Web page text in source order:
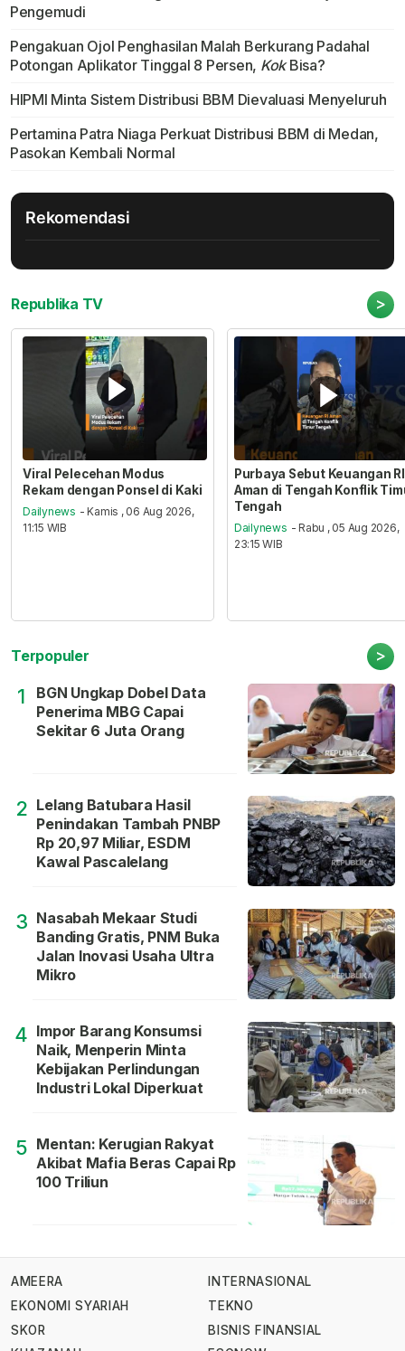
Pengemudi
Pengakuan Ojol Penghasilan Malah Berkurang Padahal
Potongan Aplikator Tinggal 8 Persen, KokBisa?
HIPMI Minta Sistem Distribusi BBM Dievaluasi Menyeluruh
Pertamina Patra Niaga Perkuat Distribusi BBM di Medan,
Pasokan Kembali Normal
Rekomendasi
Republika TV >
Viral Pelecehan Modus
Rekam dengan Ponsel di Kaki
Dailynews - Kamis , 06 Aug 2026,
11:15 WIB
Purbaya Sebut Keuangan RI
Aman di Tengah Konflik
Tengah
Dailynews - Rabu , 05 Aug 2026,
23:15 WIB
Terpopuler >
1
BGN Ungkap Dobel Data
Penerima MBG Capai
Sekitar 6 Juta Orang
2 Lelang Batubara Hasil
Penindakan Tambah PNBP
Rp 20,97 Miliar, ESDM
Kawal Pascalelang
3 Nasabah Mekaar Studi
Banding Gratis, PNM Buka
Jalan Inovasi Usaha Ultra
Mikro
4 Impor Barang Konsumsi
Naik, Menperin Minta
Kebijakan Perlindungan
Industri Lokal Diperkuat
5 Mentan: Kerugian Rakyat
Akibat Mafia Beras Capai Rp
100 Triliun
AMEERA
EKONOMI SYARIAH
SKOR
INTERNASIONAL
TEKNO
BISNIS FINANSIAL